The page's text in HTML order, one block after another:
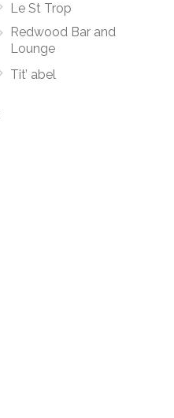
Le St Trop
Redwood Bar and
Lounge
Tit’ abel